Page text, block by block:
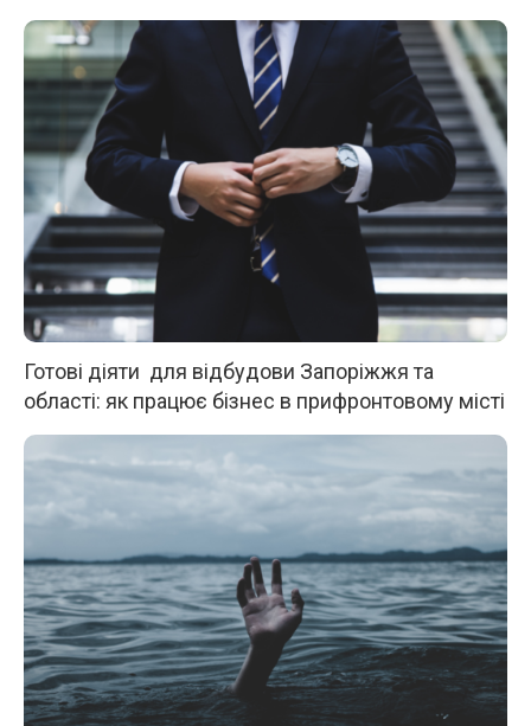
Готові діяти для відбудови Запоріжжя та
області: як працює бізнес в прифронтовому місті